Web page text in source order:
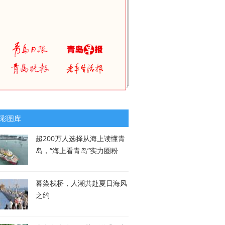
图库
超200万人选择从海上读懂青
岛，“海上看青岛”实力圈粉
暮染栈桥，人潮共赴夏日海风
之约